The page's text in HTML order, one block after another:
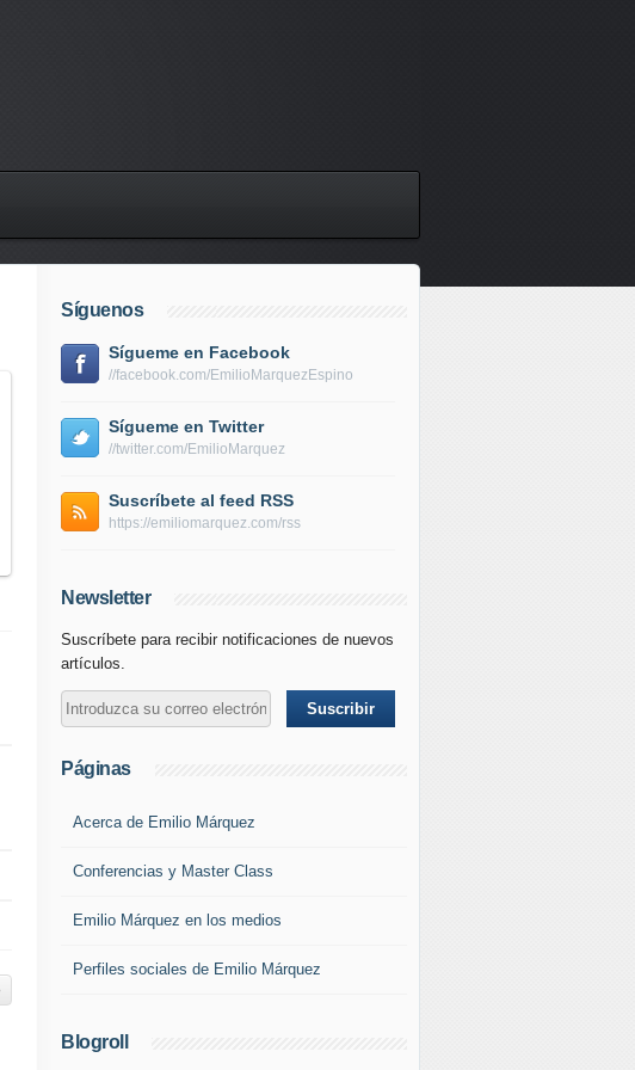
Síguenos
Sígueme en Facebook
//facebook.com/EmilioMarquezEspino
Sígueme en Twitter
//twitter.com/EmilioMarquez
Suscríbete al feed RSS
https://emiliomarquez.com/rss
Newsletter
Suscríbete para recibir notificaciones de nuevos
artículos.
Páginas
Acerca de Emilio Márquez
Conferencias y Master Class
Emilio Márquez en los medios
Perfiles sociales de Emilio Márquez
Blogroll